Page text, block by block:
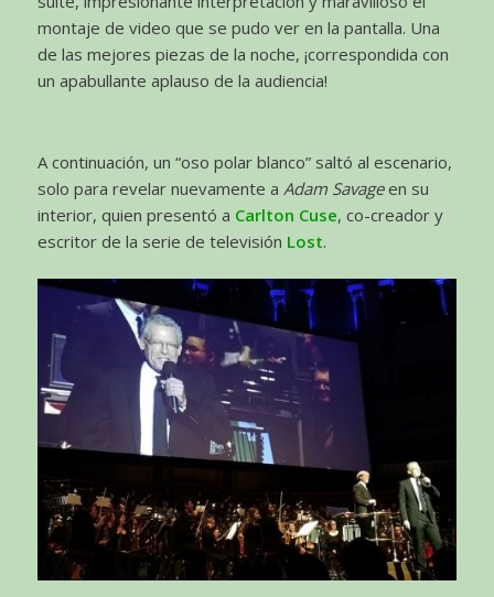
montaje de video que se pudo ver en la pantalla. Una
de las mejores piezas de la noche, ¡correspondida con
un apabullante aplauso de la audiencia!
A continuación, un “oso polar blanco” saltó al escenario,
solo para revelar nuevamente a Adam Savageen su
interior, quien presentó a Carlton Cuse, co-creador y
escritor de la serie de televisión Lost.